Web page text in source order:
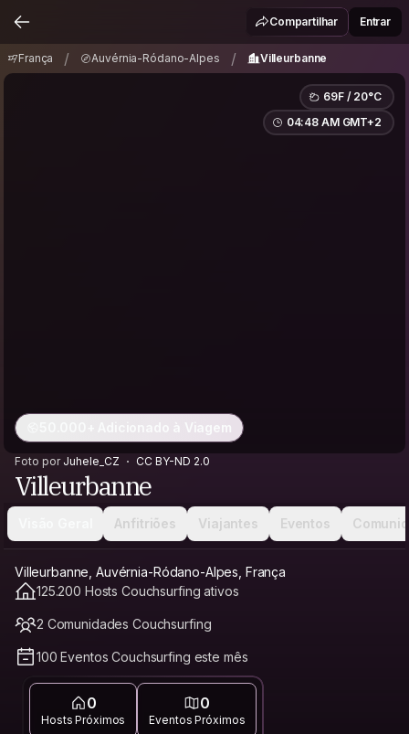
Auvérnia-Ródano-Alpes / Villeurbanne
Compartilhar Entrar
França / Auvérnia-Ródano-Alpes / Villeurbanne
69F / 20°C
04:48 AM GMT+2
50.000+ Adicionado à Viagem
Foto por Juhele_CZ CC BY-ND 2.0
Villeurbanne
Anfitriões Viajantes Eventos
Villeurbanne, Auvérnia-Ródano-Alpes, França
125.200 Hosts Couchsurfing ativos
2 Comunidades Couchsurfing
100 Eventos Couchsurfing este mês
0
Hosts Próximos
0
Eventos Próximos